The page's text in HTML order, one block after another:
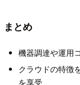
まとめ
機器調達や運用
クラウドの特徴
を享受